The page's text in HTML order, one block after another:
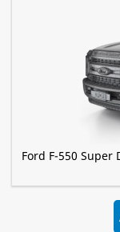
Ford F-550 Super